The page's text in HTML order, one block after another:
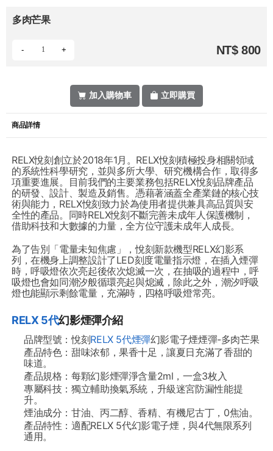
多肉芒果
- + NT$ 800
加入購物車 立即購買
商品詳情
RELX悅刻創立於2018年1月。RELX悅刻積極投身相關領域
的系統性科學研究，並與多所大學、研究機構合作，取得多
項重要進展。目前我們的主要業務包括RELX悅刻品牌產品
的研發、設計、製造及銷售。憑藉著涵蓋全產業鏈的核心技
術與能力，RELX悅刻致力於為使用者提供兼具高品質與安
全性的產品。同時RELX悅刻不斷完善未成年人保護機制，
借助科技和大數據的力量，全方位守護未成年人成長。
為了告別「電量未知焦慮」，悅刻新款機型RELX幻影系
列，在機身上調整設計了LED刻度電量指示燈，在插入煙彈
時，呼吸燈依次亮起後依次熄滅一次，在抽吸的過程中，呼
吸燈也會如同潮汐般循環亮起與熄滅，除此之外，潮汐呼吸
燈也能顯示剩餘電量，充滿時，四格呼吸燈常亮。
RELX 5代幻影煙彈介紹
品牌型號：悅刻RELX 5代煙彈幻影電子煙煙彈-多肉芒果
產品特色：甜味浓郁，果香十足 ，讓夏日充滿了香甜的
味道。
產品規格：每顆幻影煙彈淨含量2ml，一盒3枚入
專屬科技：獨立輔助換氣系統，升級迷宮防漏性能提
升。
煙油成分：甘油、丙二醇、香精、有機尼古丁，0焦油。
產品特性：適配RELX 5代幻影電子煙，與4代無限系列
通用。